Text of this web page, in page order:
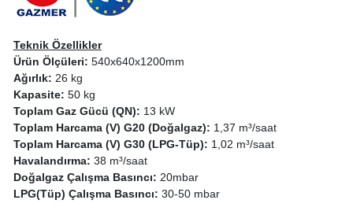
Teknik Özellikler
Ürün Ölçüleri: 540x640x1200mm
Ağırlık: 26 kg
Kapasite: 50 kg
Toplam Gaz Gücü (QN): 13 kW
Toplam Harcama (V) G20 (Doğalgaz): 1,37 m³/saat
Toplam Harcama (V) G30 (LPG-Tüp): 1,02 m³/saat
Havalandırma: 38 m³/saat
Doğalgaz Çalışma Basıncı: 20mbar
LPG(Tüp) Çalışma Basıncı: 30-50 mbar